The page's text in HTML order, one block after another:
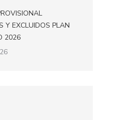
Y EXCLUIDOS PLAN
2026